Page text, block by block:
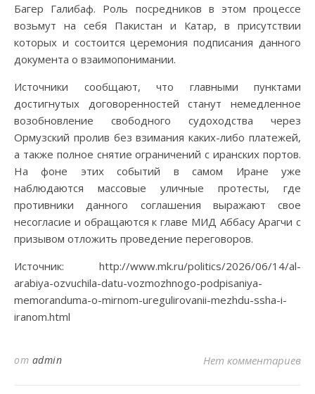
Багер Галибаф. Роль посредников в этом процессе
возьмут на себя Пакистан и Катар, в присутствии
которых и состоится церемония подписания данного
документа о взаимопонимании.
Источники сообщают, что главными пунктами
достигнутых договоренностей станут немедленное
возобновление свободного судоходства через
Ормузский пролив без взимания каких-либо платежей,
а также полное снятие ограничений с иранских портов.
На фоне этих событий в самом Иране уже
наблюдаются массовые уличные протесты, где
противники данного соглашения выражают свое
несогласие и обращаются к главе МИД Аббасу Арагчи с
призывом отложить проведение переговоров.
Источник: http://www.mk.ru/politics/2026/06/14/al-
arabiya-ozvuchila-datu-vozmozhnogo-podpisaniya-
memoranduma-o-mirnom-uregulirovanii-mezhdu-ssha-i-
iranom.html
от admin Нет комментариев